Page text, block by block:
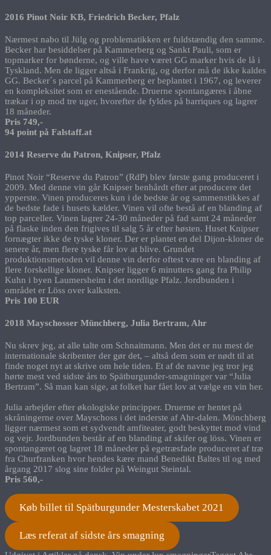
2016 Pinot Noir KB, Friedrich Becker, Pfalz
Nærmest nabo til Jülg og problematikken er fuldstændig den samme.
Becker har besiddelser på Kammerberg og Sankt Pauli, som er
topmarker for bønderne, og ville have været GG marker hvis de lå i
Tyskland. Men de ligger altså i Frankrig, og derfor må de ikke kaldes
GG. Becker´s parcel på Kammerberg er beplantet i 1967, og leverer
en kompleksitet som er enestående. Druerne spontangæres i åbne
trækar i op mod tre uger, hvorefter de fyldes på barriques og lagrer
18 måneder.
Pris 749,-
94 point på Falstaff.at
2014 Reserve du Patron, Knipser, Pfalz
Pinot Noir “Reserve du Patron” (RdP) blev første gang produceret i
2009. Med denne vin går Knipser benhårdt efter at producere det
ypperste. Vinen produceres kun i de bedste år og sammenstikkes af
de bedste fade i husets kælder. Vinen vil ofte bestå af en blanding af
top parceller. Vinen lagrer 24-30 måneder på fad samt 24 måneder
på flaske inden den frigives til salg 5 år efter høsten. Huset Knipser
fornægter ikke de tyske kloner. Der er plantet en del Dijon-kloner de
senere år, men flere tyske får lov at blive. Grundet
produktionsmetoden vil denne vin derfor oftest være en blanding af
flere forskellige kloner. Knipser ligger 6 minutters gang fra Philip
Kuhn i byen Laumersheim i det nordlige Pfalz. Jordbunden i
området er Löss over kalksten.
Pris 100 EUR
2018 Mayschosser Münchberg, Julia Bertram, Ahr
Nu skrev jeg, at alle talte om Schnaitmann. Men det er nu mest de
internationale skribenter der gør det, – altså dem som er nødt til at
finde noget nyt at skrive om hele tiden. Et af de navne jeg tror jeg
hørte mest ved sidste års to Spätburgunder-smagninger var “Julia
Bertram”. Så man kan sige, at folket har fået lov at vælge en vin her.
Julia arbejder efter økologiske principper. Druerne er hentet på
skråningerne over Mayschoss i det inderste af Ahr-dalen. Mönchberg
ligger nærmest som et sydvendt amfiteater, godt beskyttet mod vind
og vejr. Jordbunden består af en blanding af skifer og löss. Vinen er
spontangæret og lagret 18 måneder på egetræsfade produceret af træ
fra Churfranken hvor hendes kære mand Benedikt Baltes til og med
årgang 2017 slog sine folder på Weingut Steintal.
Pris 560,-
Køb billet til Spätburgunder Mesterskabet 2021
Læs referat af sidste års smagning